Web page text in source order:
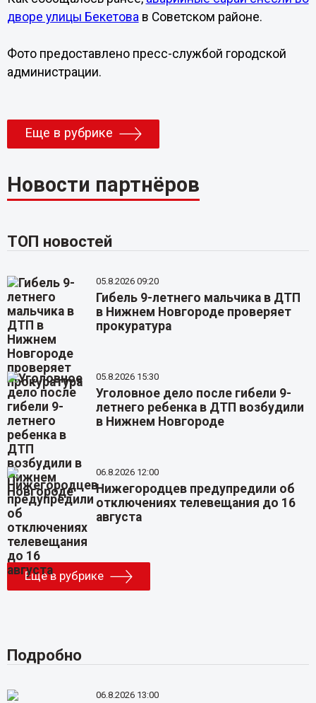
дворе улицы Бекетовав Советском районе.
Фото предоставлено пресс-службой городской
администрации.
Еще в рубрике
Новости партнёров
ТОП новостей
05.8.2026 09:20
Гибель 9-летнего мальчика в ДТП
в Нижнем Новгороде проверяет
прокуратура
05.8.2026 15:30
Уголовное дело после гибели 9-
летнего ребенка в ДТП возбудили
в Нижнем Новгороде
06.8.2026 12:00
Нижегородцев предупредили об
отключениях телевещания до 16
августа
Еще в рубрике
Подробно
06.8.2026 13:00